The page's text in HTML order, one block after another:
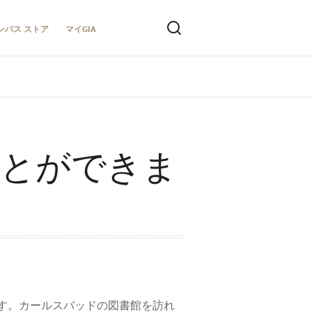
パス ストア マイGIA
ができま
。カールスバッドの図書館を訪れ